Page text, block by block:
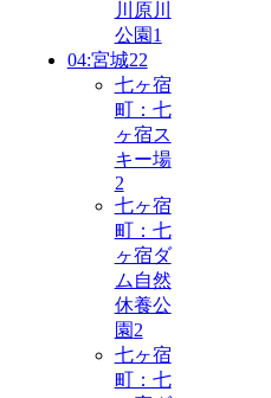
川原川
公園 1
04:宮城22
七ヶ宿
町：七
ヶ宿ス
キー場
2
七ヶ宿
町：七
ヶ宿ダ
ム自然
休養公
園 2
七ヶ宿
町：七